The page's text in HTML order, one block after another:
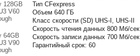
Тип CFexpress
Объем 640 ГБ
Класс скорости (SD) UHS-I, UHS-II
Скорость чтения данных 800 Мб/сек
Скорость записи данных 700 Мб/сек
Гарантийный срок: 60
128GB
V60
64GB
V90